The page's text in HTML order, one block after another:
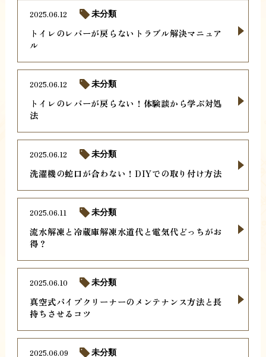
トイレのレバーが戻らないトラブル解決マニュア
ル
2025.06.12 未分類
トイレのレバーが戻らない！体験談から学ぶ対処
法
2025.06.12 未分類
洗濯機の蛇口が合わない！DIYでの取り付け方法
2025.06.12 未分類
流水解凍と冷蔵庫解凍水道代と電気代どっちがお
得？
2025.06.11 未分類
真空式パイプクリーナーのメンテナンス方法と長
持ちさせるコツ
2025.06.10 未分類
2025.06.09 未分類